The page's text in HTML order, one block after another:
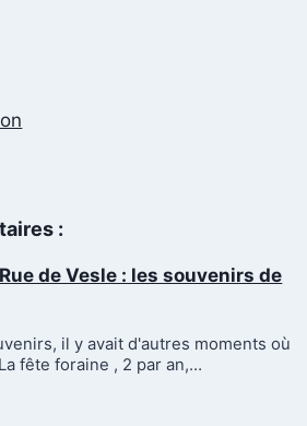
:
Rue de Vesle : les souvenirs de
il y avait d'autres moments où
fête foraine , 2 par an,…